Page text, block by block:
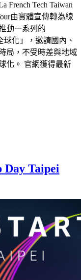
French Tech Taiwan
由實體宣傳轉為線
動一系列的
球化」，邀請國內、
局，不受時差與地域
化。 官網獲得最新
Day Taipei